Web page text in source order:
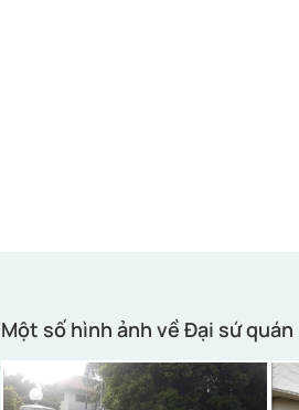
Một số hình ảnh về Đại sứ quán